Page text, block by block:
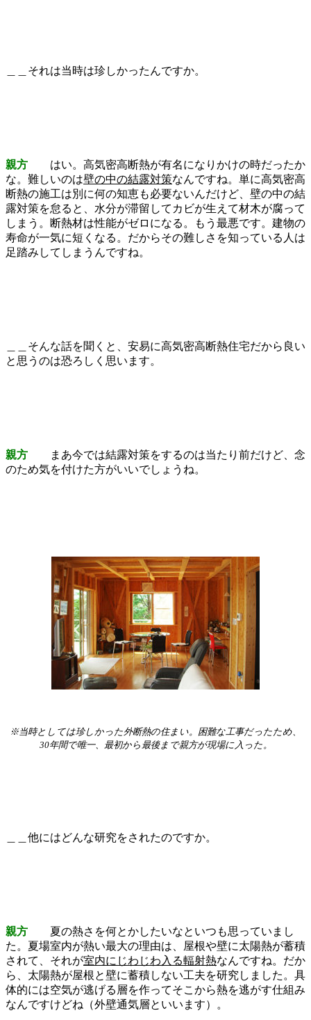
＿＿それは当時は珍しかったんですか。
親方 はい。高気密高断熱が有名になりかけの時だったか
な。難しいのは壁の中の結露対策なんですね。単に高気密高
断熱の施工は別に何の知恵も必要ないんだけど、壁の中の結
露対策を怠ると、水分が滞留してカビが生えて材木が腐って
しまう。断熱材は性能がゼロになる。もう最悪です。建物の
寿命が一気に短くなる。だからその難しさを知っている人は
足踏みしてしまうんですね。
＿＿そんな話を聞くと、安易に高気密高断熱住宅だから良い
と思うのは恐ろしく思います。
親方
まあ今では結露対策をするのは当たり前だけど、念
のため気を付けた方がいいでしょうね。
※当時としては珍しかった外断熱の住まい。困難な工事だったため、
30年間で唯一、最初から最後まで親方が現場に入った。
＿＿他にはどんな研究をされたのですか。
親方 夏の熱さを何とかしたいなといつも思っていまし
た。夏場室内が熱い最大の理由は、屋根や壁に太陽熱が蓄積
されて、それが室内にじわじわ入る輻射熱なんですね。だか
ら、太陽熱が屋根と壁に蓄積しない工夫を研究しました。具
体的には空気が逃げる層を作ってそこから熱を逃がす仕組み
なんですけどね（外壁通気層といいます）。